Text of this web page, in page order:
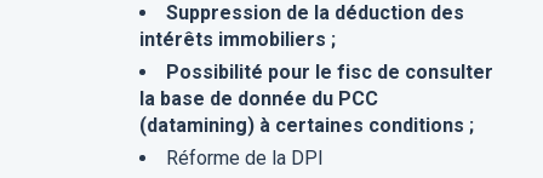
Suppression de la déduction des
intérêts immobiliers ;
Possibilité pour le fisc de consulter
la base de donnée du PCC
(datamining) à certaines conditions ;
Réforme de la DPI